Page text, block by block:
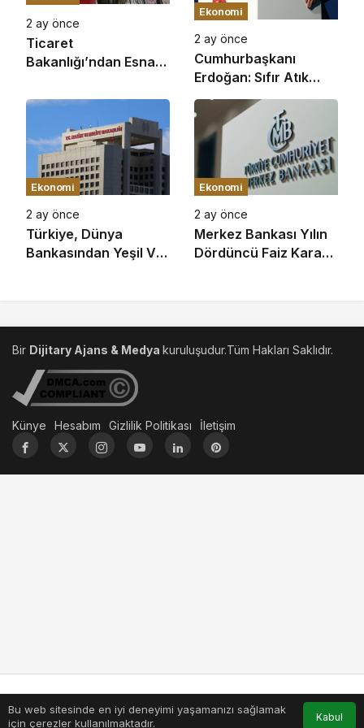
2 ay önce
Ticaret
Bakanlığı’ndan Esnaf
Büyük Destek: Son 23
Yılda Toplam 803
Milyar Lira Kredi
Sağlandı
Ekonomi
2 ay önce
Cumhurbaşkanı
Erdoğan: Sıfır Atık
Hareketi’yle
Ekonomiye 365 Milyar
Lira Katkı Sağladık
Ekonomi
2 ay önce
Türkiye, Dünya
Bankasından Yeşil Ve
Finansman Sağladı
Ekonomi
2 ay önce
Merkez Bankası Yılın
Dördüncü Faiz Kararı
Bu web sitesinde en iyi deneyimi yaşamanızı sağlamak
için çerezler kullanılmaktadır.
Kabul
Bir Dijitary Ajans & Medya kuruluşudur.Tüm Hakları Saklıdır.
Künye Hesabım Gizlilik Politikası İletişim
Anasayfa Akış Hesabım